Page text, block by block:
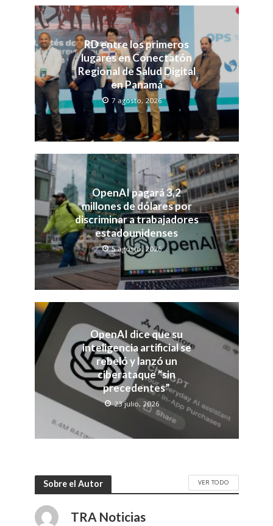
RD entre los primeros
lugares en Conectatón
Regional de Salud Digital
en Panamá
7 agosto, 2026
OpenAI pagará 3,2
millones de dólares por
discriminar a trabajadores
estadounidenses
5 agosto, 2026
OpenAI dice que su
inteligencia artificial se
rebeló y lanzó un
ciberataque “sin
precedentes”
23 julio, 2026
Sobre el Autor VER TODO
TRA Noticias